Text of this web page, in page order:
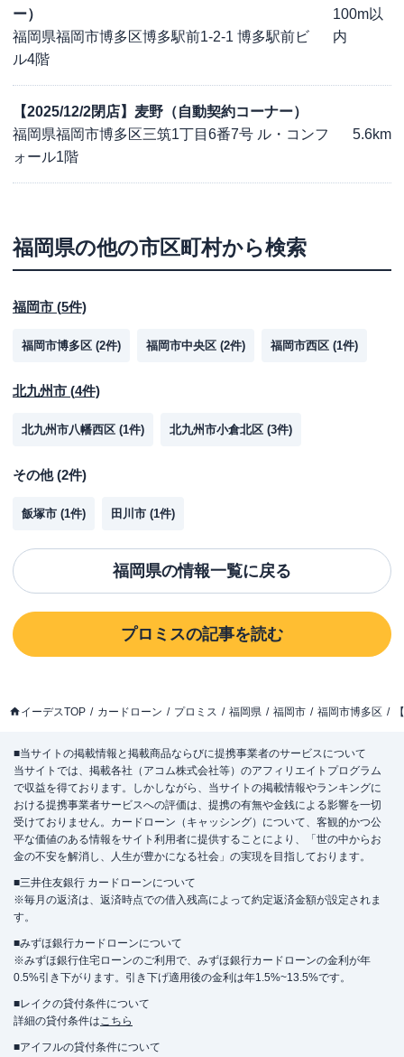
ー）
福岡県福岡市博多区博多駅前1-2-1 博多駅前ビ
ル4階
100m以
内
【2025/12/2閉店】麦野（自動契約コーナー）
福岡県福岡市博多区三筑1丁目6番7号 ル・コンフ
ォール1階
5.6km
福岡県の他の市区町村から検索
福岡市 (5件)
福岡市博多区 (2件) 福岡市中央区 (2件) 福岡市西区 (1件)
北九州市 (4件)
北九州市八幡西区 (1件) 北九州市小倉北区 (3件)
その他(2件)
飯塚市 (1件) 田川市 (1件)
福岡県の情報一覧に戻る
プロミスの記事を読む
イーデスTOP カードローン プロミス 福岡県 福岡市 福岡市博多区
■当サイトの掲載情報と掲載商品ならびに提携事業者のサービスについて
当サイトでは、掲載各社（アコム株式会社等）のアフィリエイトプログラム
で収益を得ております。しかしながら、当サイトの掲載情報やランキングに
おける提携事業者サービスへの評価は、提携の有無や金銭による影響を一切
受けておりません。カードローン（キャッシング）について、客観的かつ公
平な価値のある情報をサイト利用者に提供することにより、「世の中からお
金の不安を解消し、人生が豊かになる社会」の実現を目指しております。
■三井住友銀行 カードローンについて
※毎月の返済は、返済時点での借入残高によって約定返済金額が設定されま
す。
■みずほ銀行カードローンについて
※みずほ銀行住宅ローンのご利用で、みずほ銀行カードローンの金利が年
0.5%引き下がります。引き下げ適用後の金利は年1.5%~13.5%です。
■レイクの貸付条件について
詳細の貸付条件はこちら
■アイフルの貸付条件について